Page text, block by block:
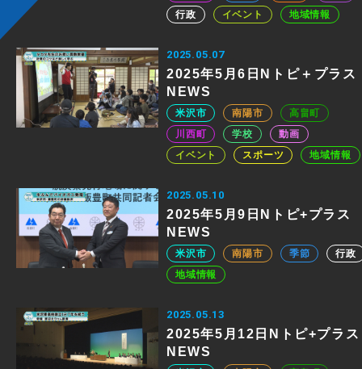
行政
イベント 地域情報
2025.05.07
2025年5月6日Nトピ＋プラス
NEWS
米沢市 南陽市
高畠町
川西町
学校
動画
イベント
スポーツ 地域情報
2025.05.10
2025年5月9日Nトピ+プラス
NEWS
米沢市 南陽市 季節
行政
地域情報
2025.05.13
2025年5月12日Nトピ+プラス
NEWS